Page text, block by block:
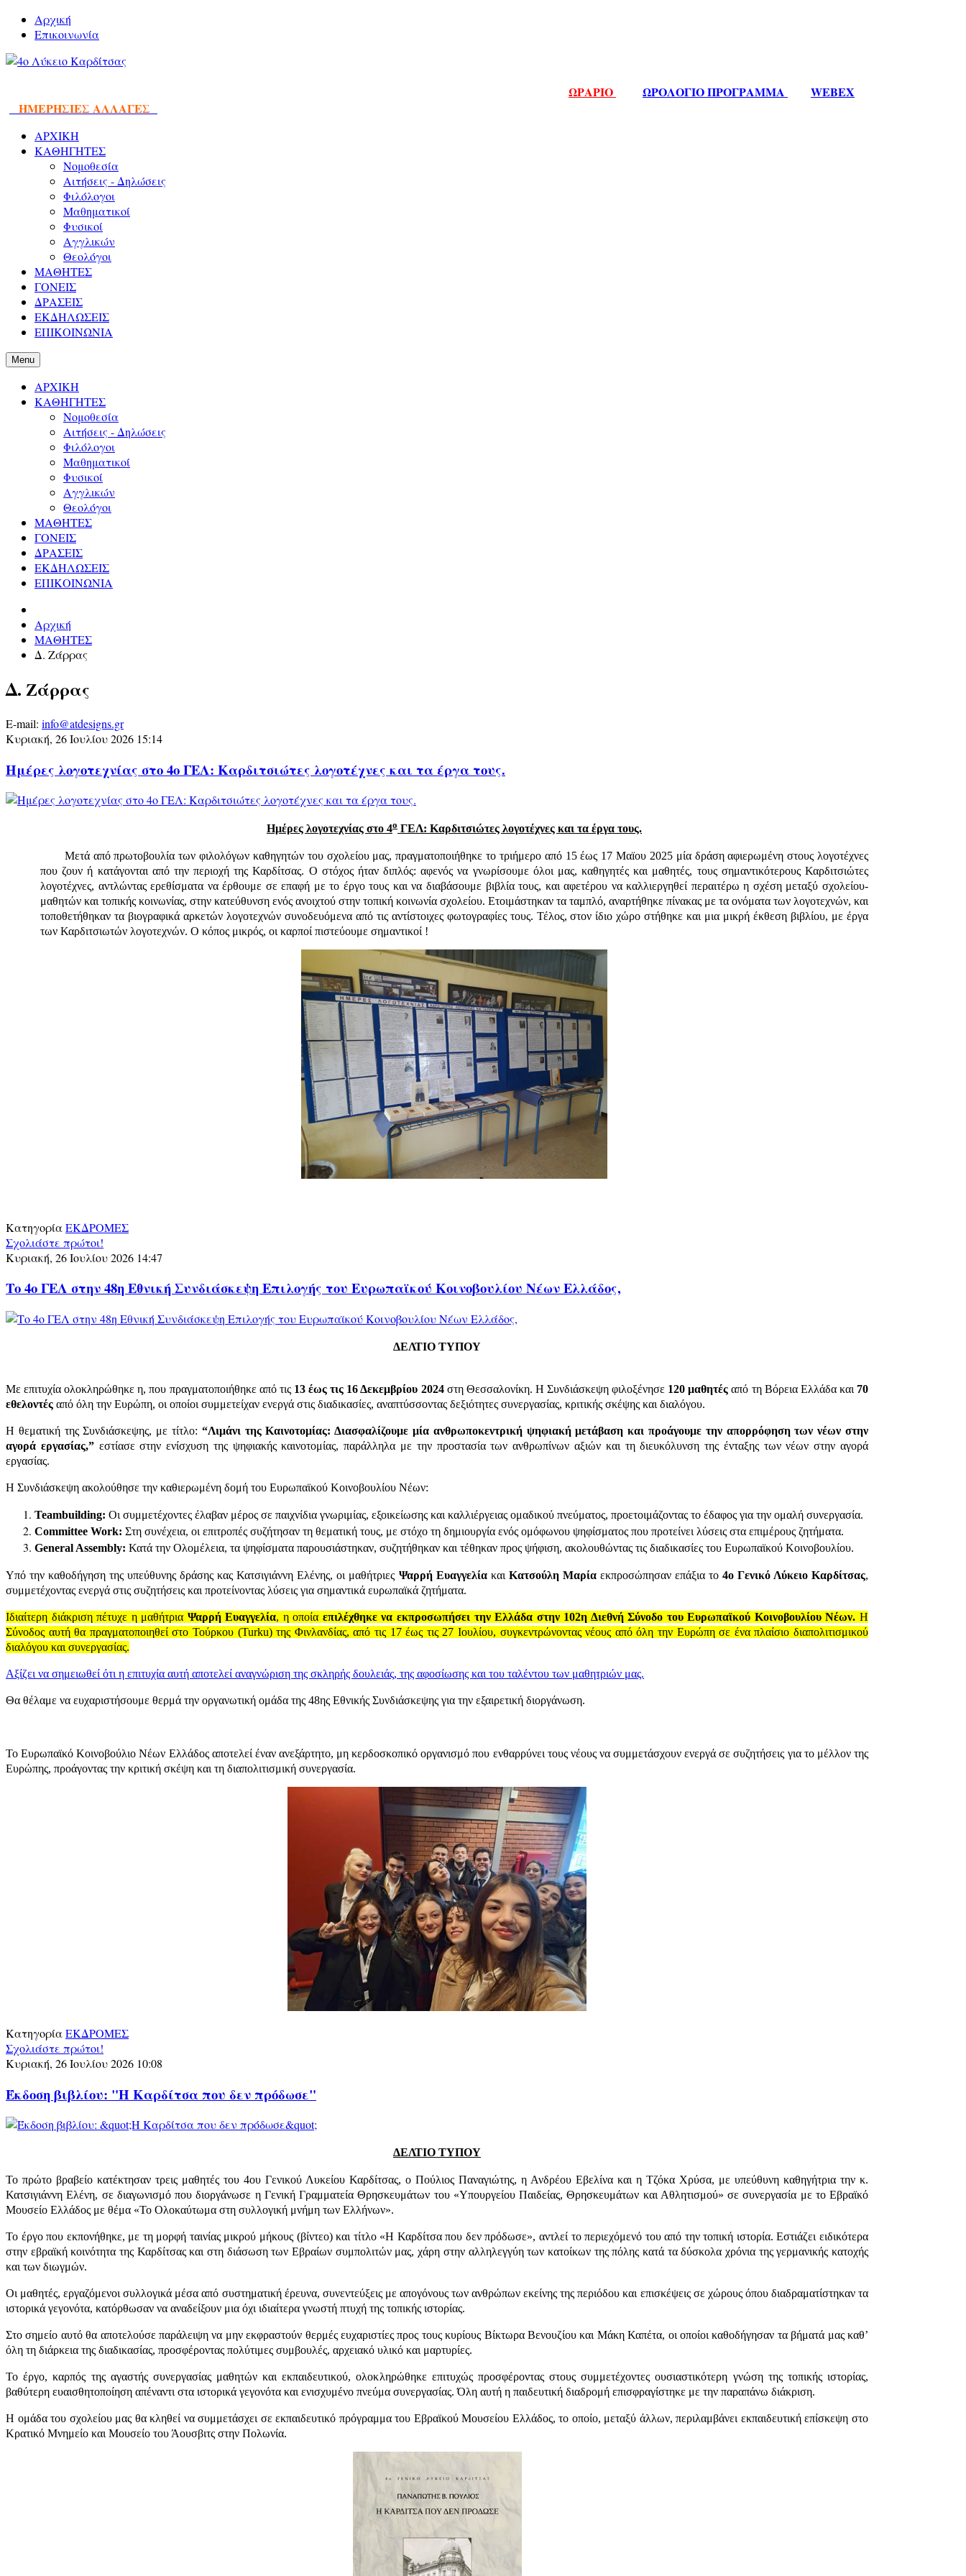
Αρχική
Επικοινωνία
ΩΡΑΡΙΟ ΩΡΟΛΟΓΙΟ ΠΡΟΓΡΑΜΜΑ
WEBEX
ΗΜΕΡΗΣΙΕΣ ΑΛΛΑΓΕΣ
ΑΡΧΙΚΗ
ΚΑΘΗΓΗΤΕΣ
Νομοθεσία
Αιτήσεις - Δηλώσεις
Φιλόλογοι
Μαθηματικοί
Φυσικοί
Αγγλικών
Θεολόγοι
ΜΑΘΗΤΕΣ
ΓΟΝΕΙΣ
ΔΡΑΣΕΙΣ
ΕΚΔΗΛΩΣΕΙΣ
ΕΠΙΚΟΙΝΩΝΙΑ
Menu
ΑΡΧΙΚΗ
ΚΑΘΗΓΗΤΕΣ
Νομοθεσία
Αιτήσεις - Δηλώσεις
Φιλόλογοι
Μαθηματικοί
Φυσικοί
Αγγλικών
Θεολόγοι
ΜΑΘΗΤΕΣ
ΓΟΝΕΙΣ
ΔΡΑΣΕΙΣ
ΕΚΔΗΛΩΣΕΙΣ
ΕΠΙΚΟΙΝΩΝΙΑ
Αρχική
ΜΑΘΗΤΕΣ
Δ. Ζάρρας
Δ. Ζάρρας
E-mail: info@atdesigns.gr
Κυριακή, 26 Ιουλίου 2026 15:14
Ημέρες λογοτεχνίας στο 4ο ΓΕΛ: Καρδιτσιώτες λογοτέχνες και τα έργα τους.
Ημέρες λογοτεχνίας στο 4ο ΓΕΛ: Καρδιτσιώτες λογοτέχνες και τα έργα τους.
Μετά από πρωτοβουλία των φιλολόγων καθηγητών του σχολείου μας, πραγματοποιήθηκε το τριήμερο από 15 έως 17 Μαïου 2025 μία δράση αφιερωμένη στους λογοτέχνες
που ζουν ή κατάγονται από την περιοχή της Καρδίτσας. Ο στόχος ήταν διπλός: αφενός να γνωρίσουμε όλοι μας, καθηγητές και μαθητές, τους σημαντικότερους Καρδιτσιώτες
λογοτέχνες, αντλώντας ερεθίσματα να έρθουμε σε επαφή με το έργο τους και να διαβάσουμε βιβλία τους, και αφετέρου να καλλιεργηθεί περαιτέρω η σχέση μεταξύ σχολείου-
μαθητών και τοπικής κοινωνίας, στην κατεύθυνση ενός ανοιχτού στην τοπική κοινωνία σχολείου. Ετοιμάστηκαν τα ταμπλό, αναρτήθηκε πίνακας με τα ονόματα των λογοτεχνών, και
τοποθετήθηκαν τα βιογραφικά αρκετών λογοτεχνών συνοδευόμενα από τις αντίστοιχες φωτογραφίες τους. Τέλος, στον ίδιο χώρο στήθηκε και μια μικρή έκθεση βιβλίου, με έργα
των Καρδιτσιωτών λογοτεχνών. Ο κόπος μικρός, οι καρποί πιστεύουμε σημαντικοί !
ΚατηγορίαΕΚΔΡΟΜΕΣ
Σχολιάστε πρώτοι!
Κυριακή, 26 Ιουλίου 2026 14:47
Το 4ο ΓΕΛ στην 48η Εθνική Συνδιάσκεψη Επιλογής του Ευρωπαϊκού Κοινοβουλίου Νέων Ελλάδος,
ΔΕΛΤΙΟ ΤΥΠΟΥ
Με επιτυχία ολοκληρώθηκε η, που πραγματοποιήθηκε από τις 13 έως τις 16 Δεκεμβρίου 2024στη Θεσσαλονίκη. Η Συνδιάσκεψη φιλοξένησε 120 μαθητές από τη Βόρεια Ελλάδα και 70
εθελοντές από όλη την Ευρώπη, οι οποίοι συμμετείχαν ενεργά στις διαδικασίες, αναπτύσσοντας δεξιότητες συνεργασίας, κριτικής σκέψης και διαλόγου.
Η θεματική της Συνδιάσκεψης, με τίτλο: “Λιμάνι της Καινοτομίας: Διασφαλίζουμε μία ανθρωποκεντρική ψηφιακή μετάβαση και προάγουμε την απορρόφηση των νέων στην
αγορά εργασίας,” εστίασε στην ενίσχυση της ψηφιακής καινοτομίας, παράλληλα με την προστασία των ανθρωπίνων αξιών και τη διευκόλυνση της ένταξης των νέων στην αγορά
εργασίας.
Η Συνδιάσκεψη ακολούθησε την καθιερωμένη δομή του Ευρωπαϊκού Κοινοβουλίου Νέων:
Teambuilding: Οι συμμετέχοντες έλαβαν μέρος σε παιχνίδια γνωριμίας, εξοικείωσης και καλλιέργειας ομαδικού πνεύματος, προετοιμάζοντας το έδαφος για την ομαλή συνεργασία.
Committee Work: Στη συνέχεια, οι επιτροπές συζήτησαν τη θεματική τους, με στόχο τη δημιουργία ενός ομόφωνου ψηφίσματος που προτείνει λύσεις στα επιμέρους ζητήματα.
General Assembly: Κατά την Ολομέλεια, τα ψηφίσματα παρουσιάστηκαν, συζητήθηκαν και τέθηκαν προς ψήφιση, ακολουθώντας τις διαδικασίες του Ευρωπαϊκού Κοινοβουλίου.
Υπό την καθοδήγηση της υπεύθυνης δράσης κας Κατσιγιάννη Ελένης, οι μαθήτριες Ψαρρή Ευαγγελίακαι Κατσούλη Μαρίαεκπροσώπησαν επάξια το 4ο Γενικό Λύκειο Καρδίτσας,
συμμετέχοντας ενεργά στις συζητήσεις και προτείνοντας λύσεις για σημαντικά ευρωπαϊκά ζητήματα.
Ιδιαίτερη διάκριση πέτυχε η μαθήτρια Ψαρρή Ευαγγελία, η οποία επιλέχθηκε να εκπροσωπήσει την Ελλάδα στην 102η Διεθνή Σύνοδο του Ευρωπαϊκού Κοινοβουλίου Νέων. Η
Σύνοδος αυτή θα πραγματοποιηθεί στο Τούρκου (Turku) της Φινλανδίας, από τις 17 έως τις 27 Ιουλίου, συγκεντρώνοντας νέους από όλη την Ευρώπη σε ένα πλαίσιο διαπολιτισμικού
διαλόγου και συνεργασίας.
Αξίζει να σημειωθεί ότι η επιτυχία αυτή αποτελεί αναγνώριση της σκληρής δουλειάς, της αφοσίωσης και του ταλέντου των μαθητριών μας.
Θα θέλαμε να ευχαριστήσουμε θερμά την οργανωτική ομάδα της 48ης Εθνικής Συνδιάσκεψης για την εξαιρετική διοργάνωση.
Το Ευρωπαϊκό Κοινοβούλιο Νέων Ελλάδος αποτελεί έναν ανεξάρτητο, μη κερδοσκοπικό οργανισμό που ενθαρρύνει τους νέους να συμμετάσχουν ενεργά σε συζητήσεις για το μέλλον της
Ευρώπης, προάγοντας την κριτική σκέψη και τη διαπολιτισμική συνεργασία.
ΚατηγορίαΕΚΔΡΟΜΕΣ
Σχολιάστε πρώτοι!
Κυριακή, 26 Ιουλίου 2026 10:08
Έκδοση βιβλίου: "Η Καρδίτσα που δεν πρόδωσε"
ΔΕΛΤΙΟ ΤΥΠΟΥ
Το πρώτο βραβείο κατέκτησαν τρεις μαθητές του 4ου Γενικού Λυκείου Καρδίτσας, ο Πούλιος Παναγιώτης, η Ανδρέου Εβελίνα και η Τζόκα Χρύσα, με υπεύθυνη καθηγήτρια την κ.
Κατσιγιάννη Ελένη, σε διαγωνισμό που διοργάνωσε η Γενική Γραμματεία Θρησκευμάτων του «Υπουργείου Παιδείας, Θρησκευμάτων και Αθλητισμού» σε συνεργασία με το Εβραϊκό
Μουσείο Ελλάδος με θέμα «Το Ολοκαύτωμα στη συλλογική μνήμη των Ελλήνων».
Το έργο που εκπονήθηκε, με τη μορφή ταινίας μικρού μήκους (βίντεο) και τίτλο «Η Καρδίτσα που δεν πρόδωσε», αντλεί το περιεχόμενό του από την τοπική ιστορία. Εστιάζει ειδικότερα
στην εβραϊκή κοινότητα της Καρδίτσας και στη διάσωση των Εβραίων συμπολιτών μας, χάρη στην αλληλεγγύη των κατοίκων της πόλης κατά τα δύσκολα χρόνια της γερμανικής κατοχής
και των διωγμών.
Οι μαθητές, εργαζόμενοι συλλογικά μέσα από συστηματική έρευνα, συνεντεύξεις με απογόνους των ανθρώπων εκείνης της περιόδου και επισκέψεις σε χώρους όπου διαδραματίστηκαν τα
ιστορικά γεγονότα, κατόρθωσαν να αναδείξουν μια όχι ιδιαίτερα γνωστή πτυχή της τοπικής ιστορίας.
Στο σημείο αυτό θα αποτελούσε παράλειψη να μην εκφραστούν θερμές ευχαριστίες προς τους κυρίους Βίκτωρα Βενουζίου και Μάκη Καπέτα, οι οποίοι καθοδήγησαν τα βήματά μας καθ’
όλη τη διάρκεια της διαδικασίας, προσφέροντας πολύτιμες συμβουλές, αρχειακό υλικό και μαρτυρίες.
Το έργο, καρπός της αγαστής συνεργασίας μαθητών και εκπαιδευτικού, ολοκληρώθηκε επιτυχώς προσφέροντας στους συμμετέχοντες ουσιαστικότερη γνώση της τοπικής ιστορίας,
βαθύτερη ευαισθητοποίηση απέναντι στα ιστορικά γεγονότα και ενισχυμένο πνεύμα συνεργασίας. Όλη αυτή η παιδευτική διαδρομή επισφραγίστηκε με την παραπάνω διάκριση.
Η ομάδα του σχολείου μας θα κληθεί να συμμετάσχει σε εκπαιδευτικό πρόγραμμα του Εβραϊκού Μουσείου Ελλάδος, το οποίο, μεταξύ άλλων, περιλαμβάνει εκπαιδευτική επίσκεψη στο
Κρατικό Μνημείο και Μουσείο του Άουσβιτς στην Πολωνία.